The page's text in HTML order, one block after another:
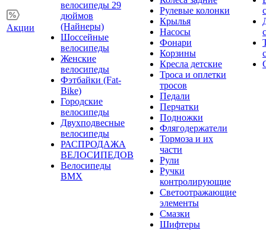
Акции
велосипеды 29
дюймов
(Найнеры)
Шоссейные
велосипеды
Женские
велосипеды
Фэтбайки (Fat-
Bike)
Городские
велосипеды
Двухподвесные
велосипеды
РАСПРОДАЖА
ВЕЛОСИПЕДОВ
Велосипеды
BMX
Рулевые колонки
Крылья
Насосы
Фонари
Корзины
Кресла детские
Троса и оплетки
тросов
Педали
Перчатки
Подножки
Флягодержатели
Тормоза и их
части
Рули
Ручки
контролирующие
Светоотражающие
элементы
Смазки
Шифтеры